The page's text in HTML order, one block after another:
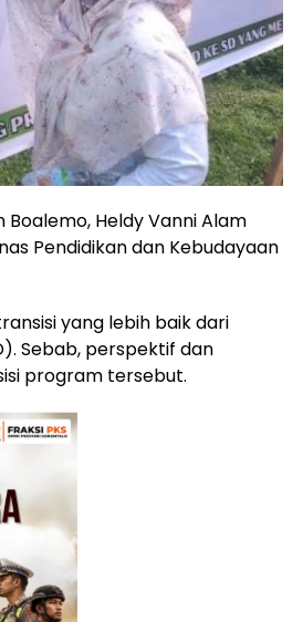
Boalemo, Heldy Vanni Alam
Pendidikan dan Kebudayaan
yang lebih baik dari
Sebab, perspektif dan
program tersebut.